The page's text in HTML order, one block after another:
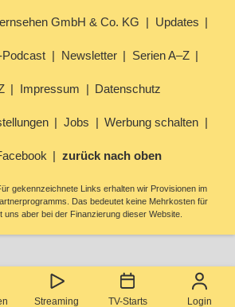
Streaming TV-Starts Login
GmbH & Co. KG Updates
Newsletter Serien A–Z
Impressum Datenschutz
Jobs Werbung schalten
zurück nach oben
gekennzeichnete Links erhalten wir Provisionen im
Das bedeutet keine Mehrkosten für
uns aber bei der Finanzierung dieser Website.